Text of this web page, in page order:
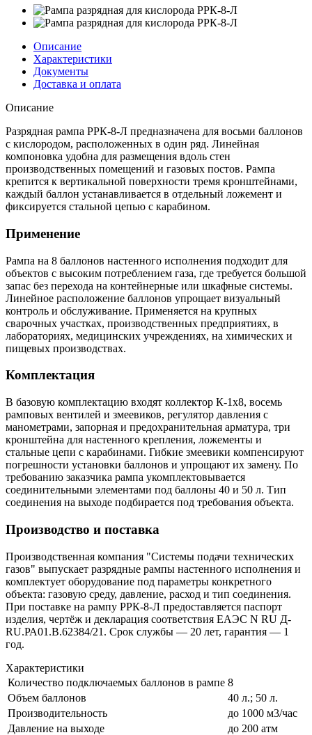
Описание
Характеристики
Документы
Доставка и оплата
Описание
Разрядная рампа РРК-8-Л предназначена для восьми баллонов
с кислородом, расположенных в один ряд. Линейная
компоновка удобна для размещения вдоль стен
производственных помещений и газовых постов. Рампа
крепится к вертикальной поверхности тремя кронштейнами,
каждый баллон устанавливается в отдельный ложемент и
фиксируется стальной цепью с карабином.
Применение
Рампа на 8 баллонов настенного исполнения подходит для
объектов с высоким потреблением газа, где требуется большой
запас без перехода на контейнерные или шкафные системы.
Линейное расположение баллонов упрощает визуальный
контроль и обслуживание. Применяется на крупных
сварочных участках, производственных предприятиях, в
лабораториях, медицинских учреждениях, на химических и
пищевых производствах.
Комплектация
В базовую комплектацию входят коллектор К-1х8, восемь
рамповых вентилей и змеевиков, регулятор давления с
манометрами, запорная и предохранительная арматура, три
кронштейна для настенного крепления, ложементы и
стальные цепи с карабинами. Гибкие змеевики компенсируют
погрешности установки баллонов и упрощают их замену. По
требованию заказчика рампа укомплектовывается
соединительными элементами под баллоны 40 и 50 л. Тип
соединения на выходе подбирается под требования объекта.
Производство и поставка
Производственная компания "Системы подачи технических
газов" выпускает разрядные рампы настенного исполнения и
комплектует оборудование под параметры конкретного
объекта: газовую среду, давление, расход и тип соединения.
При поставке на рампу РРК-8-Л предоставляется паспорт
изделия, чертёж и декларация соответствия ЕАЭС N RU Д-
RU.РА01.В.62384/21. Срок службы — 20 лет, гарантия — 1
год.
Характеристики
Количество подключаемых баллонов в рампе 8
Объем баллонов
40 л.; 50 л.
Производительность
до 1000 м3/час
Давление на выходе
до 200 атм